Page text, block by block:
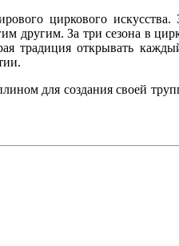
циркового искусства.
За три сезона в
открывать
для создания своей